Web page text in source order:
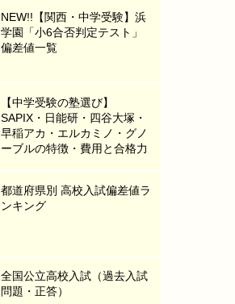
NEW!!【関西・中学受験】浜
学園「小6合否判定テスト」
偏差値一覧
【中学受験の塾選び】
SAPIX・日能研・四谷大塚・
早稲アカ・エルカミノ・グノ
ーブルの特徴・費用と合格力
都道府県別 高校入試偏差値ラ
ンキング
全国公立高校入試（過去入試
問題・正答）